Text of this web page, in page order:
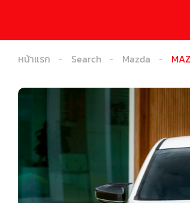
หน้าแรก Search Mazda